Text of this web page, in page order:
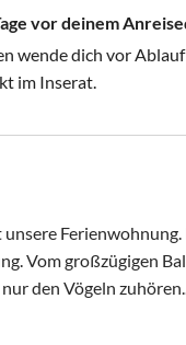
vor deinem
wende dich vor
im Inserat.
Ferienwohnung.
Vom großzügigen
den Vögeln